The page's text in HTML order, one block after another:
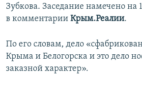
Зубкова. Заседание намечено на
в комментарии Крым.Реалии.
По его словам, дело
Крыма и Белогорска и это дело
заказной характер».